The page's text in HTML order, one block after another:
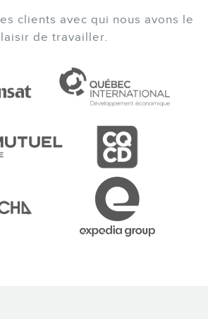
clients avec qui nous avons le
de travailler.